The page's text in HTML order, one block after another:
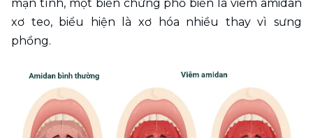
mạn tính, một biến chứng phổ biến là viêm amidan
xơ teo, biểu hiện là xơ hóa nhiều thay vì sưng
phồng.